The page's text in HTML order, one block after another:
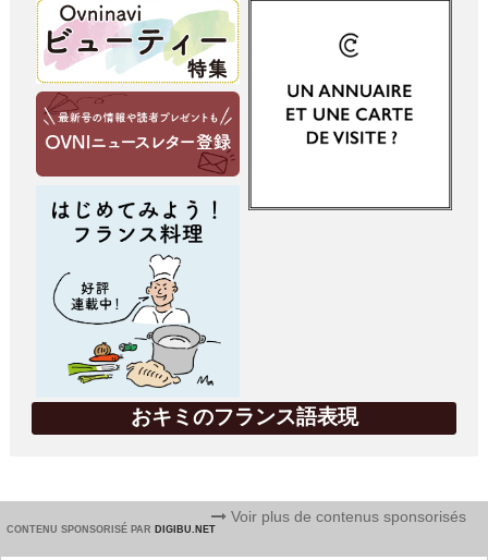
おキミのフランス語表現
CONTENU SPONSORISÉ PAR DIGIBU.NET
Voir plus de contenus sponsorisés